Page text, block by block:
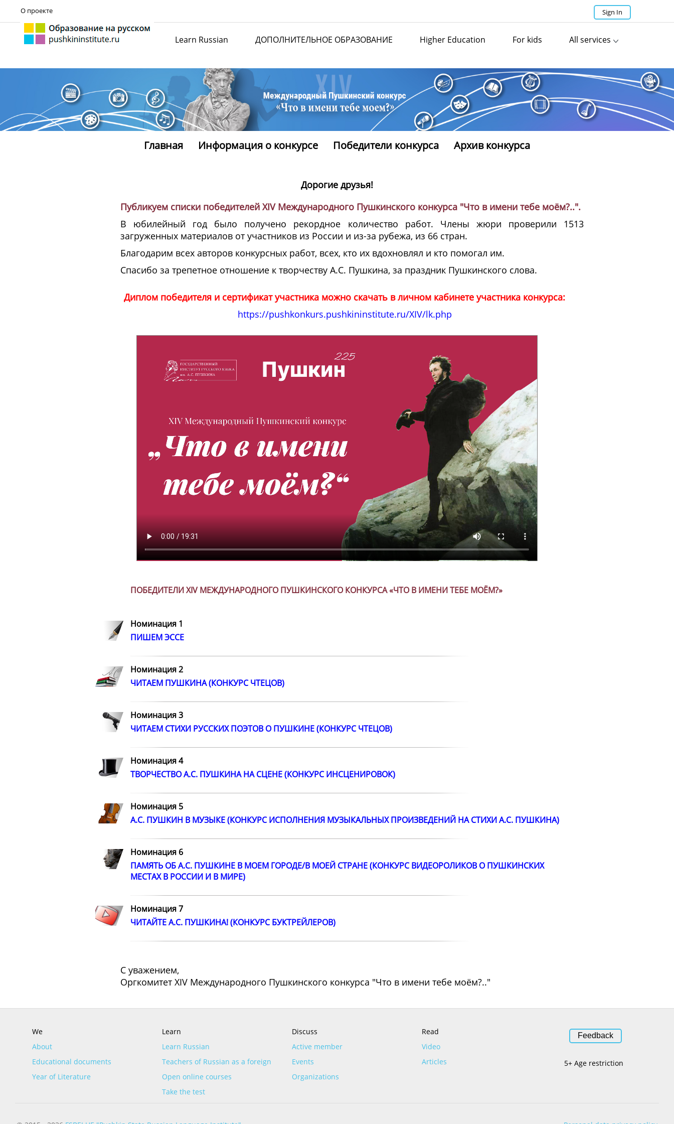
О проекте Sign In
Learn Russian ДОПОЛНИТЕЛЬНОЕ ОБРАЗОВАНИЕ Higher Education For kids All services
Главная Информация о конкурсе Победители конкурса Архив конкурса
Дорогие друзья!
Публикуем списки победителей XIV Международного Пушкинского конкурса "Что в имени тебе моём?..".
В юбилейный год было получено рекордное количество работ. Члены жюри проверили 1513
загруженных материалов от участников из России и из-за рубежа, из 66 стран.
Благодарим всех авторов конкурсных работ, всех, кто их вдохновлял и кто помогал им.
Спасибо за трепетное отношение к творчеству А.С. Пушкина, за праздник Пушкинского слова.
Диплом победителя и сертификат участника можно скачать в личном кабинете участника конкурса:
https://pushkonkurs.pushkininstitute.ru/XIV/lk.php
ПОБЕДИТЕЛИ XIV МЕЖДУНАРОДНОГО ПУШКИНСКОГО КОНКУРСА «ЧТО В ИМЕНИ ТЕБЕ МОЁМ?»
Номинация 1
ПИШЕМ ЭССЕ
Номинация 2
ЧИТАЕМ ПУШКИНА (КОНКУРС ЧТЕЦОВ)
Номинация 3
ЧИТАЕМ СТИХИ РУССКИХ ПОЭТОВ О ПУШКИНЕ (КОНКУРС ЧТЕЦОВ)
Номинация 4
ТВОРЧЕСТВО А.С. ПУШКИНА НА СЦЕНЕ (КОНКУРС ИНСЦЕНИРОВОК)
Номинация 5
А.С. ПУШКИН В МУЗЫКЕ (КОНКУРС ИСПОЛНЕНИЯ МУЗЫКАЛЬНЫХ ПРОИЗВЕДЕНИЙ НА СТИХИ А.С. ПУШКИНА)
Номинация 6
ПАМЯТЬ ОБ А.С. ПУШКИНЕ В МОЕМ ГОРОДЕ/В МОЕЙ СТРАНЕ (КОНКУРС ВИДЕОРОЛИКОВ О ПУШКИНСКИХ
МЕСТАХ В РОССИИ И В МИРЕ)
Номинация 7
ЧИТАЙТЕ А.С. ПУШКИНА! (КОНКУРС БУКТРЕЙЛЕРОВ)
С уважением,
Оргкомитет XIV Международного Пушкинского конкурса "Что в имени тебе моём?.."
We Learn Discuss
Read
About
Learn Russian Active member
Video
Educational documents
Teachers of Russian as a foreign Events
Articles
Year of Literature
Open online courses
Organizations
Take the test
Feedback
5+ Age restriction